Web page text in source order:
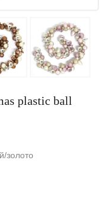
plastic ball
золото